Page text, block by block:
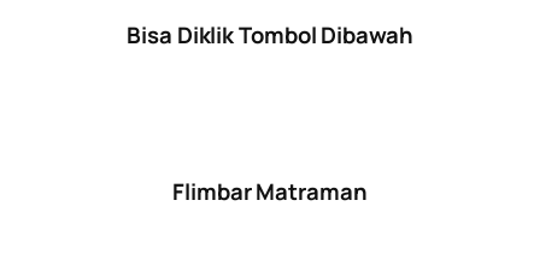
Bisa Diklik Tombol Dibawah
Flimbar Matraman